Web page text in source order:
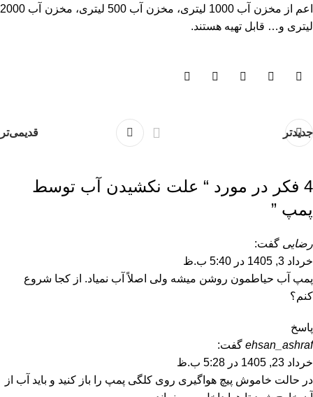
اعم از مخزن آب 1000 لیتری ، مخزن آب 500 لیتری ،
مخزن آب 2000
لیتری و… قابل تهیه هستند.
جدیدتر قدیمی‌تر
4 فکر در مورد “
علت نکشیدن آب توسط
پمپ ”
رضایی گفت:
خرداد 3, 1405 در 5:40 ب.ظ
پمپ آب حیاطمون روشن میشه ولی اصلاً آب نمیاد. از کجا شروع
کنم؟
پاسخ
ehsan_ashraf گفت:
خرداد 23, 1405 در 5:28 ب.ظ
در حالت خاموش پیچ هواگیری روی کلگی پمپ را باز کنید و باید آب از